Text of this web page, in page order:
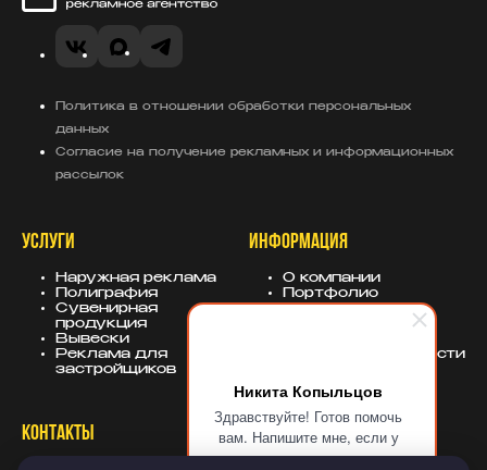
Никита Копыльцов
Здравствуйте! Готов помочь
вам. Напишите мне, если у
вас появятся вопросы.
VK MAXTelegram
Политика в отношении обработки персональных
данных
Согласие на получение рекламных и информационных
рассылок
УСЛУГИ
Наружная реклама
Полиграфия
Сувенирная
продукция
Вывески
Реклама для
застройщиков
ИНФОРМАЦИЯ
О компании
Портфолио
База знаний
конфиденциальности
КОНТАКТЫ СОЦСЕТИ